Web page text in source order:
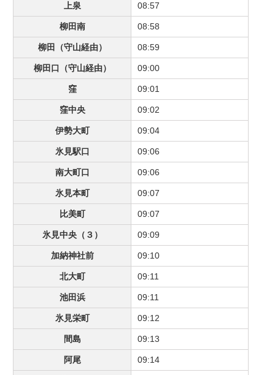
上泉 08:57
柳田南 08:58
柳田（守山経由） 08:59
柳田口（守山経由） 09:00
窪 09:01
窪中央 09:02
伊勢大町 09:04
氷見駅口 09:06
南大町口 09:06
氷見本町 09:07
比美町 09:07
氷見中央（３） 09:09
加納神社前 09:10
北大町 09:11
池田浜 09:11
氷見栄町 09:12
間島 09:13
阿尾 09:14